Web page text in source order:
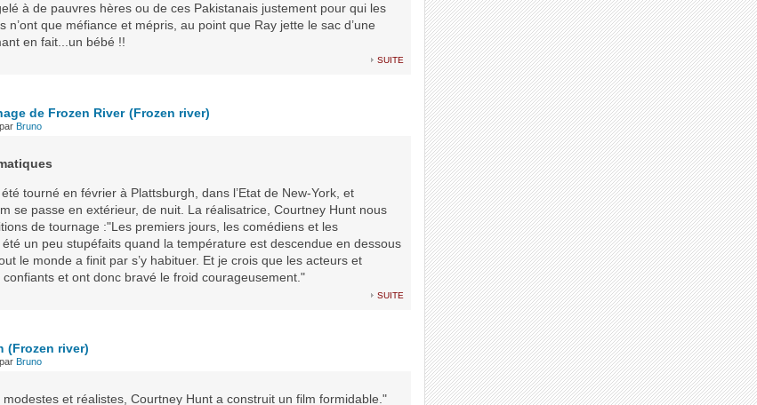
à de pauvres hères ou de ces Pakistanais justement pour qui les
n’ont que méfiance et mépris, au point que Ray jette le sac d’une
en fait...un bébé !!
suite
de Frozen River (Frozen river)
par Bruno
tourné en février à Plattsburgh, dans l’Etat de New-York, et
se passe en extérieur, de nuit. La réalisatrice, Courtney Hunt nous
de tournage :"Les premiers jours, les comédiens et les
un peu stupéfaits quand la température est descendue en dessous
le monde a finit par s’y habituer. Et je crois que les acteurs et
confiants et ont donc bravé le froid courageusement."
suite
(Frozen river)
par Bruno
et réalistes, Courtney Hunt a construit un film formidable."